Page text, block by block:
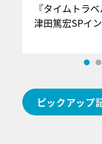
『タイムトラ
津田篤宏
ピックアップ